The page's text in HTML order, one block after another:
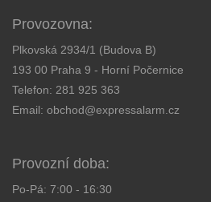
Provozovna:
Plkovská 2934/1 (Budova B)
193 00 Praha 9 - Horní Počernice
Telefon: 281 925 363
Email: obchod@expressalarm.cz
Provozní doba:
Po-Pá: 7:00 - 16:30